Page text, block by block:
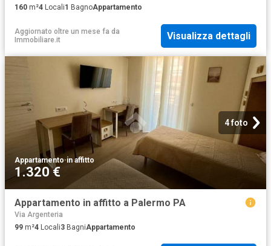
160 m²4 Locali1 BagnoAppartamento
Aggiornato oltre un mese fa da
Immobiliare.it
Visualizza dettagli
4 foto
Appartamento·in affitto
1.320 €
Appartamento in affitto a Palermo PA
Via Argenteria
99 m²4 Locali3 BagniAppartamento